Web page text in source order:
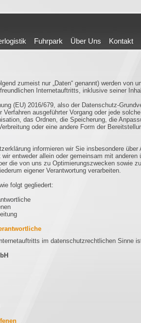
Fuhrpark Über Uns Kontakt
zumeist nur „Daten“ genannt) werden
Internetauftritts, inklusive seiner
(EU) 2016/679, also der Datenschutz-
ausgeführter Vorgang oder jede
das Ordnen, die Speicherung, die
oder eine andere Form der
informieren wir Sie insbesondere
entweder allein oder gemeinsam mit
die von uns zu Optimierungszwecken sowie
eigener Verantwortung verarbeiten.
folgt gegliedert:
im datenschutzrechtlichen Sinne